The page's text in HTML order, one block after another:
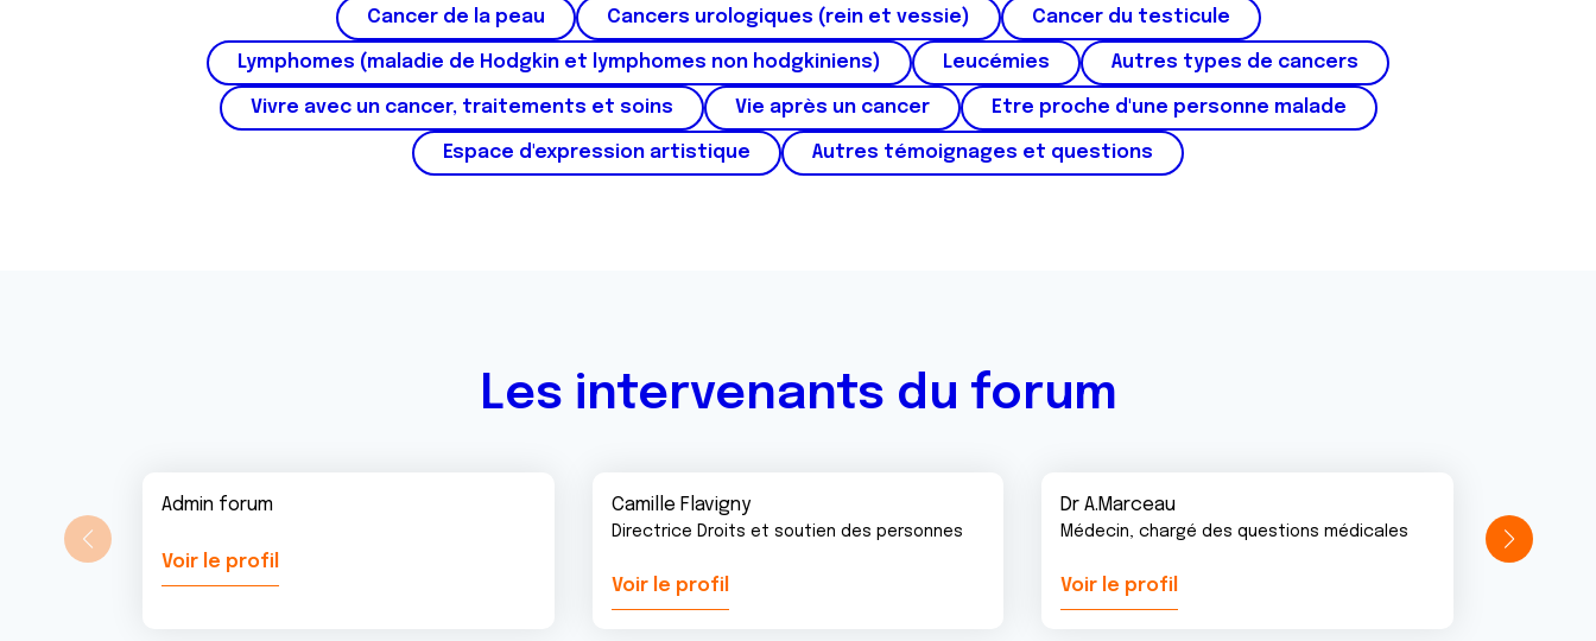
e
m
e
Cancer de la peau Cancers urologiques (rein et vessie) Cancer du testicule
Lymphomes (maladie de Hodgkin et lymphomes non hodgkiniens) Leucémies Autres types de cancers
Vivre avec un cancer, traitements et soins Vie après un cancer Etre proche d'une personne malade
Espace d'expression artistique Autres témoignages et questions
Les intervenants du forum
Admin forum
Voir le profil
Camille Flavigny
Directrice Droits et soutien des personnes
Voir le profil
Dr A.Marceau
Médecin, chargé des questions médicales
Voir le profil